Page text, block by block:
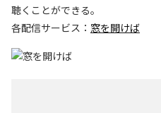
聴くことができる。
各配信サービス： 窓を開けば